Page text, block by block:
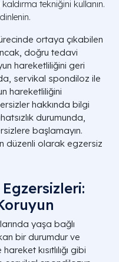
tekniğini kullanın.
ortaya çıkabilen
doğru tedavi
hareketliliğini geri
servikal spondiloz ile
hareketliliğini
hakkında bilgi
durumunda,
başlamayın.
düzenli olarak egzersiz
yaşa bağlı
bir durumdur ve
kısıtlılığı gibi